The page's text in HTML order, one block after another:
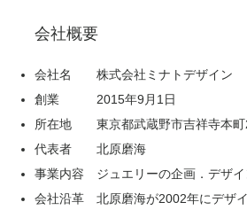
​会社概要
会社名 株式会社ミナトデザイン
創業 2015年9月1日
所在地 東京都武蔵野市吉祥寺本町
代表者 北原磨海
事業内容 ジュエリーの企画．デザ
会社沿革 北原磨海が2002年にデザ